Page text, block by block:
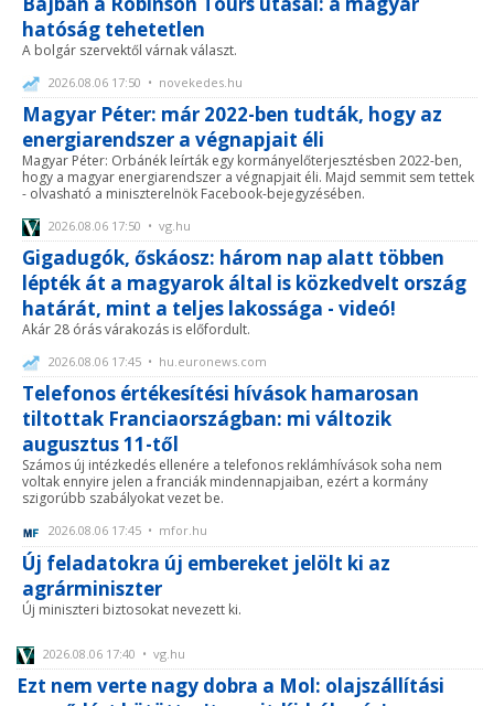
hatóság tehetetlen
A bolgár szervektől várnak választ.
2026.08.06 17:50 • novekedes.hu
Magyar Péter: már 2022-ben tudták, hogy az
energiarendszer a végnapjait éli
Magyar Péter: Orbánék leírták egy kormányelőterjesztésben 2022-ben,
hogy a magyar energiarendszer a végnapjait éli. Majd semmit sem tettek
- olvasható a miniszterelnök Facebook-bejegyzésében.
2026.08.06 17:50 • vg.hu
Gigadugók, őskáosz: három nap alatt többen
lépték át a magyarok által is közkedvelt ország
határát, mint a teljes lakossága - videó!
Akár 28 órás várakozás is előfordult.
2026.08.06 17:45 • hu.euronews.com
Telefonos értékesítési hívások hamarosan
tiltottak Franciaországban: mi változik
augusztus 11-től
Számos új intézkedés ellenére a telefonos reklámhívások soha nem
voltak ennyire jelen a franciák mindennapjaiban, ezért a kormány
szigorúbb szabályokat vezet be.
2026.08.06 17:45 • mfor.hu
Új feladatokra új embereket jelölt ki az
agrárminiszter
Új miniszteri biztosokat nevezett ki.
2026.08.06 17:40 • vg.hu
Ezt nem verte nagy dobra a Mol: olajszállítási